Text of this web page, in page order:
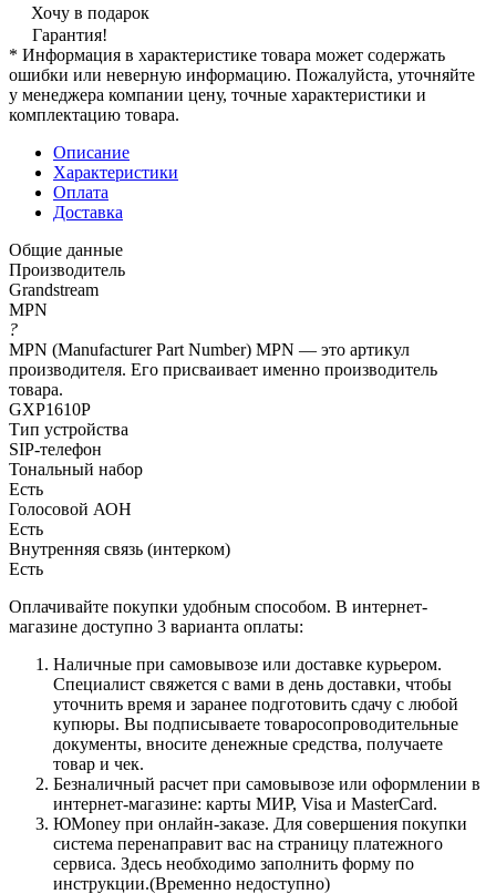
Хочу в подарок
Гарантия!
* Информация в характеристике товара может содержать
ошибки или неверную информацию. Пожалуйста, уточняйте
у менеджера компании цену, точные характеристики и
комплектацию товара.
Описание
Характеристики
Оплата
Доставка
Общие данные
Производитель
Grandstream
MPN
?
MPN (Manufacturer Part Number) MPN — это артикул
производителя. Его присваивает именно производитель
товара.
GXP1610P
Тип устройства
SIP-телефон
Тональный набор
Есть
Голосовой АОН
Есть
Внутренняя связь (интерком)
Есть
Оплачивайте покупки удобным способом. В интернет-
магазине доступно 3 варианта оплаты:
Наличные при самовывозе или доставке курьером.
Специалист свяжется с вами в день доставки, чтобы
уточнить время и заранее подготовить сдачу с любой
купюры. Вы подписываете товаросопроводительные
документы, вносите денежные средства, получаете
товар и чек.
Безналичный расчет при самовывозе или оформлении в
интернет-магазине: карты МИР, Visa и MasterCard.
ЮMoney при онлайн-заказе. Для совершения покупки
система перенаправит вас на страницу платежного
сервиса. Здесь необходимо заполнить форму по
инструкции.(Временно недоступно)